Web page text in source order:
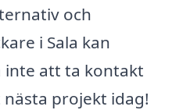
och
i Sala kan
inte att ta kontakt
projekt idag!